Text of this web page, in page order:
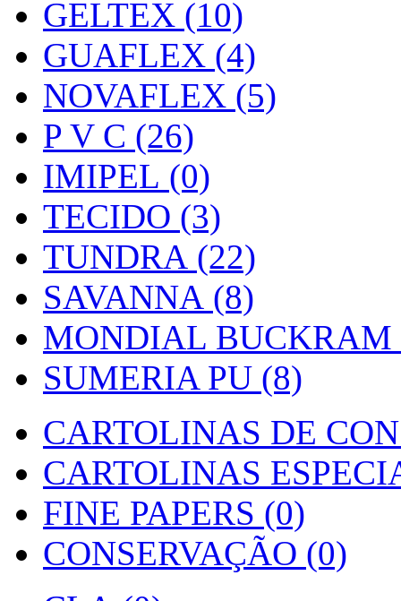
GELTEX (10)
GUAFLEX (4)
NOVAFLEX (5)
P V C (26)
IMIPEL (0)
TECIDO (3)
TUNDRA (22)
SAVANNA (8)
MONDIAL BUCKRAM
SUMERIA PU (8)
CARTOLINAS DE
CARTOLINAS
FINE PAPERS (0)
CONSERVAÇÃO (0)